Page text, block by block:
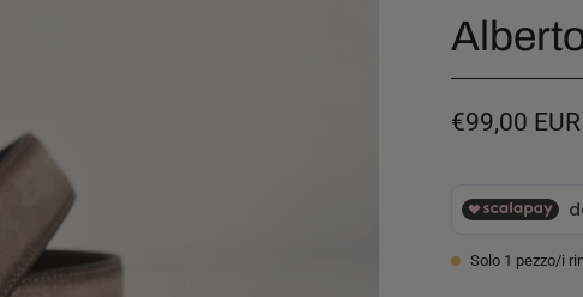
€99,00 EUR
Solo 1 pezzo/i